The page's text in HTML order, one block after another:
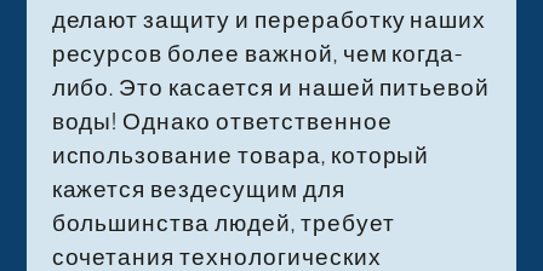
делают защиту и переработку наших
ресурсов более важной, чем когда-
либо. Это касается и нашей питьевой
воды! Однако ответственное
использование товара, который
кажется вездесущим для
большинства людей, требует
сочетания технологических